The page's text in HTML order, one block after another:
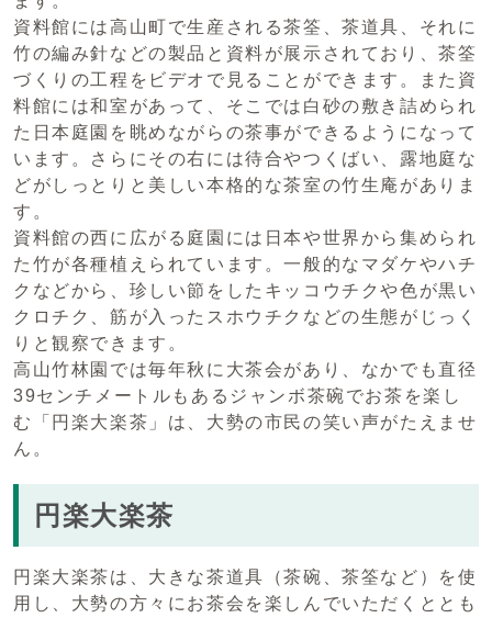
資料館には高山町で生産される茶筌、茶道具、それに
竹の編み針などの製品と資料が展示されており、茶筌
づくりの工程をビデオで見ることができます。また資
料館には和室があって、そこでは白砂の敷き詰められ
た日本庭園を眺めながらの茶事ができるようになって
います。さらにその右には待合やつくばい、露地庭な
どがしっとりと美しい本格的な茶室の竹生庵がありま
す。
資料館の西に広がる庭園には日本や世界から集められ
た竹が各種植えられています。一般的なマダケやハチ
クなどから、珍しい節をしたキッコウチクや色が黒い
クロチク、筋が入ったスホウチクなどの生態がじっく
りと観察できます。
高山竹林園では毎年秋に大茶会があり、なかでも直径
39センチメートルもあるジャンボ茶碗でお茶を楽し
む「円楽大楽茶」は、大勢の市民の笑い声がたえませ
ん。
円楽大楽茶
円楽大楽茶は、大きな茶道具（茶碗、茶筌など）を使
用し、大勢の方々にお茶会を楽しんでいただくととも